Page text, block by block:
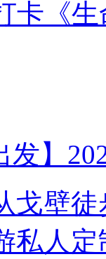
卡《